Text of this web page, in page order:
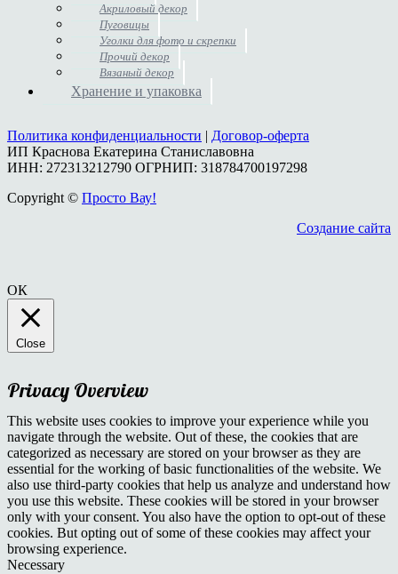
Акриловый декор
Пуговицы
Уголки для фото и скрепки
Прочий декор
Вязаный декор
Хранение и упаковка
Политика конфиденциальности | Договор-оферта
ИП Краснова Екатерина Станиславовна
ИНН: 272313212790 ОГРНИП: 318784700197298
Copyright © Просто Вау!
Создание сайта
ОК
Close
Privacy Overview
This website uses cookies to improve your experience while you
navigate through the website. Out of these, the cookies that are
categorized as necessary are stored on your browser as they are
essential for the working of basic functionalities of the website. We
also use third-party cookies that help us analyze and understand how
you use this website. These cookies will be stored in your browser
only with your consent. You also have the option to opt-out of these
cookies. But opting out of some of these cookies may affect your
browsing experience.
Necessary